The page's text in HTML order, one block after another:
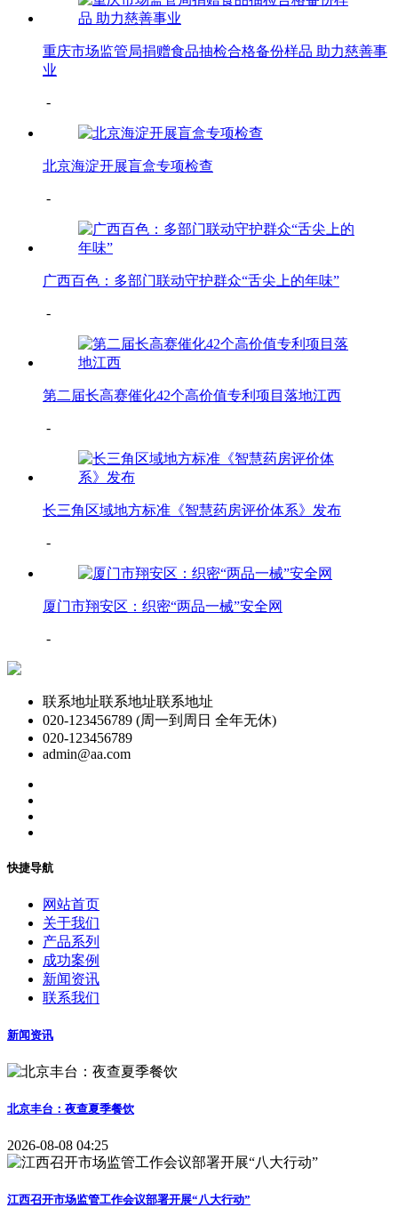
重庆市场监管局捐赠食品抽检合格备份样品 助力慈善事
业
-
北京海淀开展盲盒专项检查
-
广西百色：多部门联动守护群众“舌尖上的年味”
-
第二届长高赛催化42个高价值专利项目落地江西
-
长三角区域地方标准《智慧药房评价体系》发布
-
厦门市翔安区：织密“两品一械”安全网
-
联系地址联系地址联系地址
020-123456789 (周一到周日 全年无休)
020-123456789
admin@aa.com
快捷导航
网站首页
关于我们
产品系列
成功案例
新闻资讯
联系我们
新闻资讯
北京丰台：夜查夏季餐饮
2026-08-08 04:25
江西召开市场监管工作会议部署开展“八大行动”